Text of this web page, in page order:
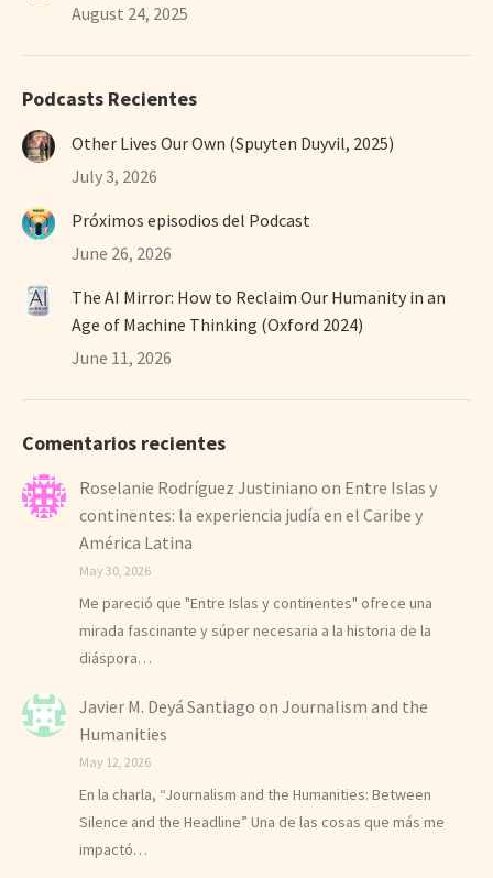
August 24, 2025
Podcasts Recientes
Other Lives Our Own (Spuyten Duyvil, 2025)
July 3, 2026
Próximos episodios del Podcast
June 26, 2026
The AI Mirror: How to Reclaim Our Humanity in an
Age of Machine Thinking (Oxford 2024)
June 11, 2026
Comentarios recientes
Roselanie Rodríguez Justiniano on Entre Islas y
continentes: la experiencia judía en el Caribe y
América Latina
May 30, 2026
Me pareció que "Entre Islas y continentes" ofrece una
mirada fascinante y súper necesaria a la historia de la
diáspora…
Javier M. Deyá Santiago on Journalism and the
Humanities
May 12, 2026
En la charla, “Journalism and the Humanities: Between
Silence and the Headline” Una de las cosas que más me
impactó…